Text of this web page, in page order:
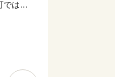
では今
等に
化を
今後
る町